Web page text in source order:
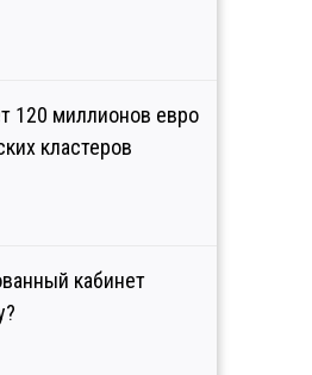
120 миллионов евро
кластеров
кабинет